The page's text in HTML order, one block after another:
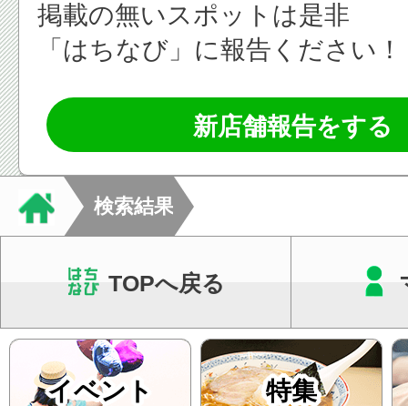
掲載の無いスポットは是非
「はちなび」に報告ください！
新店舗報告をする
検索結果
TOPへ戻る
イベント 特集